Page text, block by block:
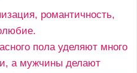
романтичность,
пола уделяют много
а мужчины делают